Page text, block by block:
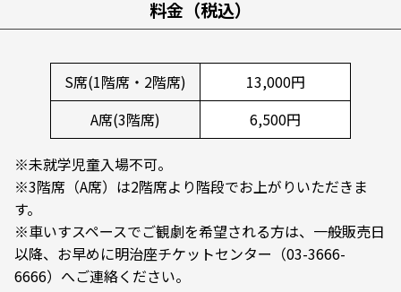
料金（税込）
S席(1階席・2階席)
13,000円
A席(3階席)
6,500円
※未就学児童入場不可。
※3階席（A席）は2階席より階段でお上がりいただきま
す。
※車いすスペースでご観劇を希望される方は、一般販売日
以降、お早めに明治座チケットセンター（03-3666-
6666）へご連絡ください。